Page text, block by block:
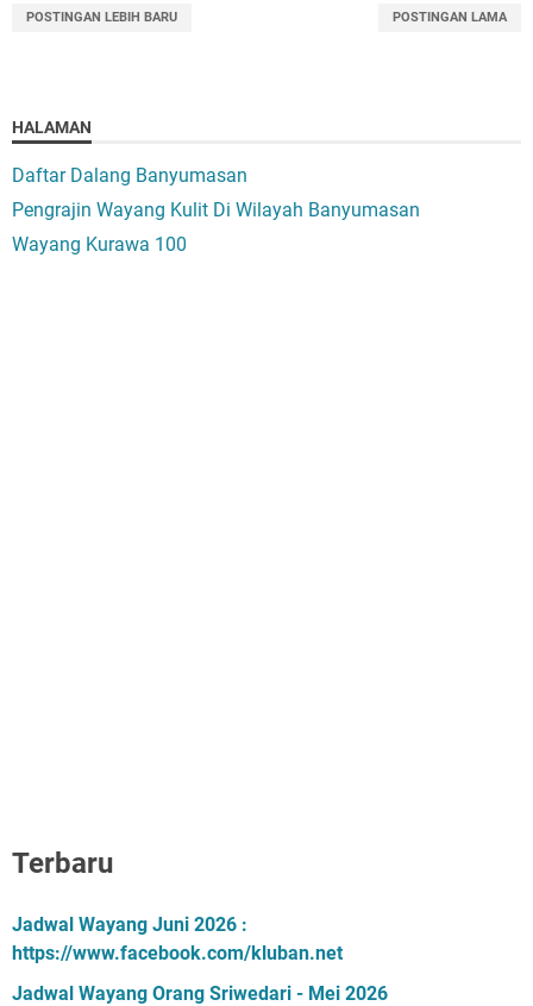
POSTINGAN LEBIH BARU POSTINGAN LAMA
HALAMAN
Daftar Dalang Banyumasan
Pengrajin Wayang Kulit Di Wilayah Banyumasan
Wayang Kurawa 100
Terbaru
Jadwal Wayang Juni 2026 :
https://www.facebook.com/kluban.net
Jadwal Wayang Orang Sriwedari - Mei 2026